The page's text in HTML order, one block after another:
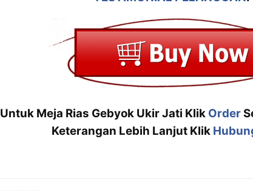
Untuk Meja Rias Gebyok Ukir Jati Klik Order
Keterangan Lebih Lanjut Klik